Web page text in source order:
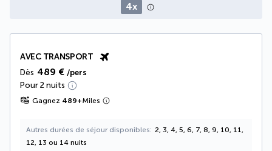
4x
AVEC TRANSPORT
Dès 489 € /pers
Pour 2 nuits
Gagnez 489+Miles
Autres durées de séjour disponibles
2, 3, 4, 5, 6, 7, 8, 9, 10, 11,
12, 13 ou 14 nuits